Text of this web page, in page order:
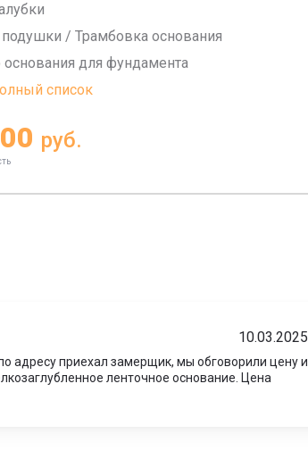
/ Трамбовка основания
основания для фундамента
список
руб.
10.03.2025
адресу приехал замерщик, мы обговорили цену и
ленточное основание. Цена